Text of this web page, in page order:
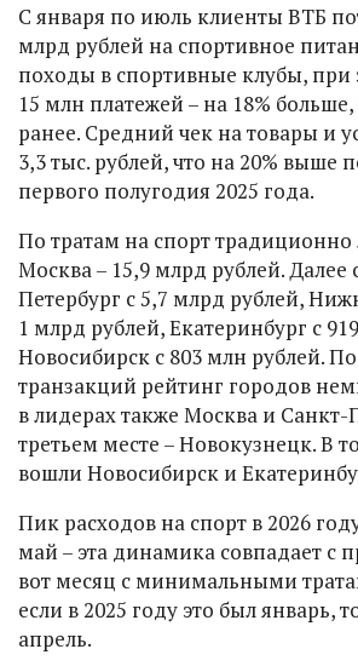
С января по июль клиенты ВТБ
млрд рублей на спортивное
походы в спортивные клубы, при
15 млн платежей – на 18%
ранее. Средний чек на товары и
3,3 тыс. рублей, что на 20% выше
первого полугодия 2025 года.
По тратам на спорт традиционно
Москва – 15,9 млрд рублей. Далее
Петербург с 5,7 млрд рублей,
1 млрд рублей, Екатеринбург с
Новосибирск с 803 млн рублей.
транзакций рейтинг городов
в лидерах также Москва и Санкт-
третьем месте – Новокузнецк. В
вошли Новосибирск и
Пик расходов на спорт в 2026
май – эта динамика совпадает с
вот месяц с минимальными
если в 2025 году это был январь,
апрель.